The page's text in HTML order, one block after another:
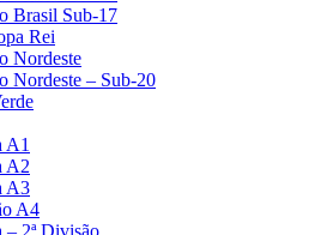
Brasil Sub-17
Rei
Nordeste
Nordeste – Sub-20
A1
A2
A3
A4
– 2ª Divisão